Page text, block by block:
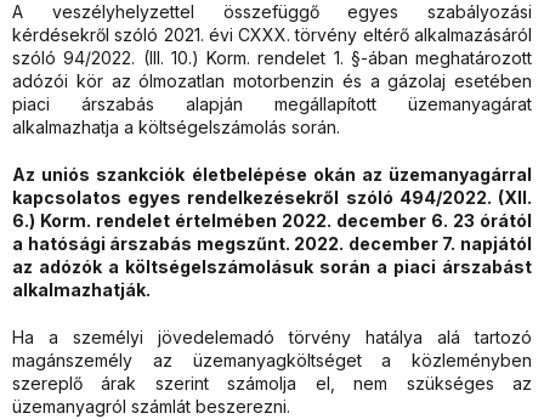
A veszélyhelyzettel összefüggő egyes szabályozási
kérdésekről szóló 2021. évi CXXX. törvény eltérő alkalmazásáról
szóló 94/2022. (III. 10.) Korm. rendelet 1. §-ában meghatározott
adózói kör az ólmozatlan motorbenzin és a gázolaj esetében
piaci árszabás alapján megállapított üzemanyagárat
alkalmazhatja a költségelszámolás során.
Az uniós szankciók életbelépése okán az üzemanyagárral
kapcsolatos egyes rendelkezésekről szóló 494/2022. (XII.
6.) Korm. rendelet értelmében 2022. december 6. 23 órától
a hatósági árszabás megszűnt. 2022. december 7. napjától
az adózók a költségelszámolásuk során a piaci árszabást
alkalmazhatják.
Ha a személyi jövedelemadó törvény hatálya alá tartozó
magánszemély az üzemanyagköltséget a közleményben
szereplő árak szerint számolja el, nem szükséges az
üzemanyagról számlát beszerezni.